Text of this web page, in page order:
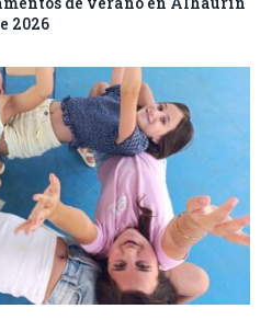
2026